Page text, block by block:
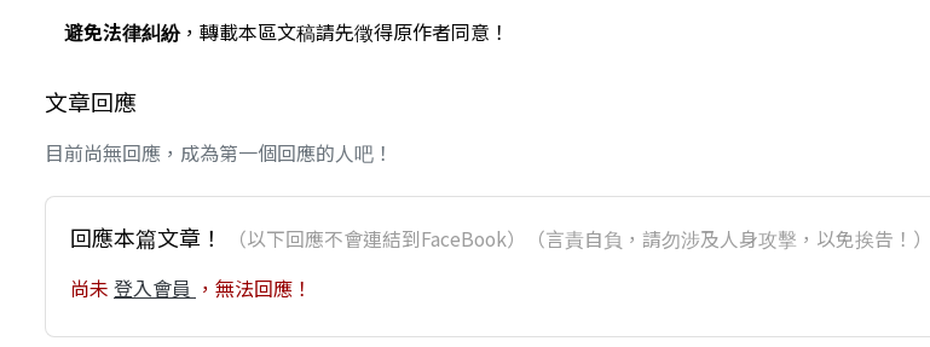
避免法律糾紛，轉載本區文稿請先徵得原作者同意！
文章回應
目前尚無回應，成為第一個回應的人吧！
回應本篇文章！ （以下回應不會連結到FaceBook）（言責自負，請勿涉及人身攻擊，以免挨告！）
尚未 登入會員 ，無法回應！